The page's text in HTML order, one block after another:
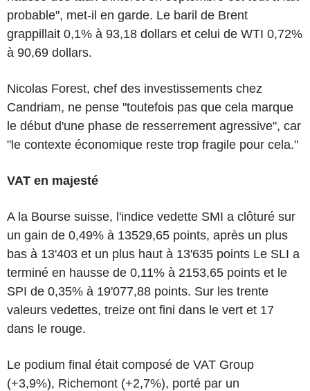
probable", met-il en garde. Le baril de Brent
grappillait 0,1% à 93,18 dollars et celui de WTI 0,72%
à 90,69 dollars.
Nicolas Forest, chef des investissements chez
Candriam, ne pense "toutefois pas que cela marque
le début d'une phase de resserrement agressive", car
"le contexte économique reste trop fragile pour cela."
VAT en majesté
A la Bourse suisse, l'indice vedette SMI a clôturé sur
un gain de 0,49% à 13529,65 points, après un plus
bas à 13'403 et un plus haut à 13'635 points Le SLI a
terminé en hausse de 0,11% à 2153,65 points et le
SPI de 0,35% à 19'077,88 points. Sur les trente
valeurs vedettes, treize ont fini dans le vert et 17
dans le rouge.
Le podium final était composé de VAT Group
(+3,9%), Richemont (+2,7%), porté par un